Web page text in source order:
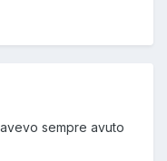
sempre avuto